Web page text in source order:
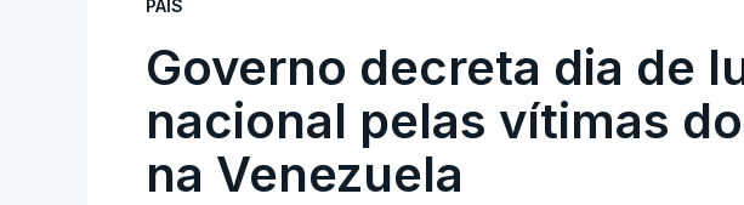
PAÍS
Governo decreta dia de
nacional pelas vítimas
na Venezuela